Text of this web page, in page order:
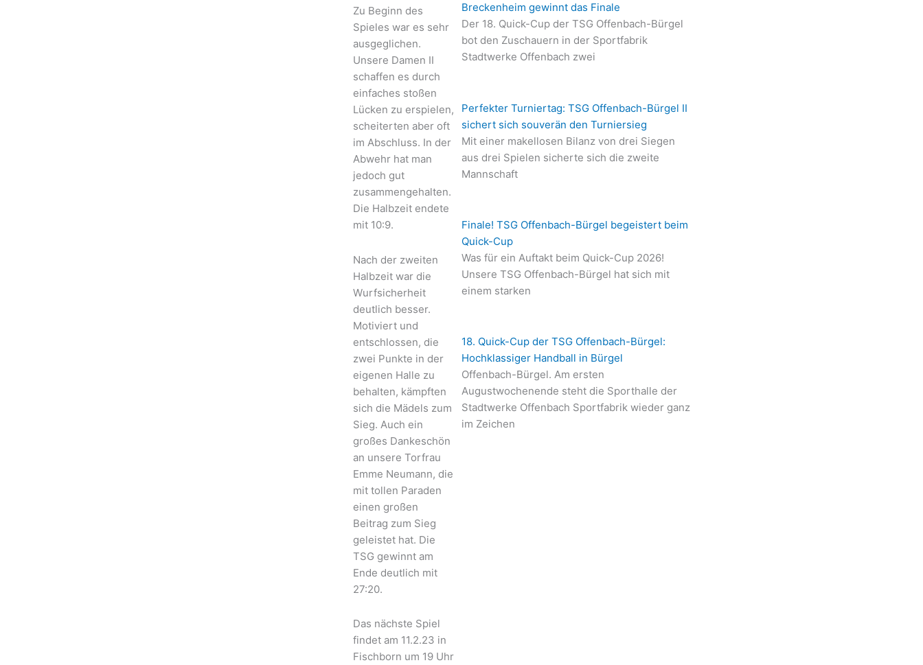
Zu Beginn des
Spieles war es sehr
ausgeglichen.
Unsere Damen II
schaffen es durch
einfaches stoßen
Lücken zu erspielen,
scheiterten aber oft
im Abschluss. In der
Abwehr hat man
jedoch gut
zusammengehalten.
Die Halbzeit endete
mit 10:9.
Nach der zweiten
Halbzeit war die
Wurfsicherheit
deutlich besser.
Motiviert und
entschlossen, die
zwei Punkte in der
eigenen Halle zu
behalten, kämpften
sich die Mädels zum
Sieg. Auch ein
großes Dankeschön
an unsere Torfrau
Emme Neumann, die
mit tollen Paraden
einen großen
Beitrag zum Sieg
geleistet hat. Die
TSG gewinnt am
Ende deutlich mit
27:20.
Das nächste Spiel
findet am 11.2.23 in
Fischborn um 19 Uhr
Breckenheim gewinnt das Finale
Der 18. Quick-Cup der TSG Offenbach-Bürgel
bot den Zuschauern in der Sportfabrik
Stadtwerke Offenbach zwei
Perfekter Turniertag: TSG Offenbach-Bürgel II
sichert sich souverän den Turniersieg
Mit einer makellosen Bilanz von drei Siegen
aus drei Spielen sicherte sich die zweite
Mannschaft
Finale! TSG Offenbach-Bürgel begeistert beim
Quick-Cup
Was für ein Auftakt beim Quick-Cup 2026!
Unsere TSG Offenbach-Bürgel hat sich mit
einem starken
18. Quick-Cup der TSG Offenbach-Bürgel:
Hochklassiger Handball in Bürgel
Offenbach-Bürgel. Am ersten
Augustwochenende steht die Sporthalle der
Stadtwerke Offenbach Sportfabrik wieder ganz
im Zeichen